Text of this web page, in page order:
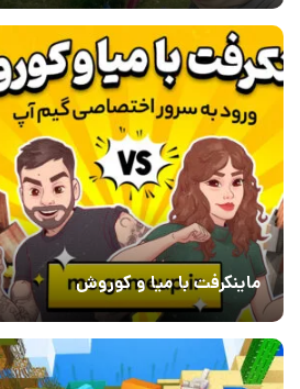
ماینکرفت با میا و کوروش
7
30 دی 1403